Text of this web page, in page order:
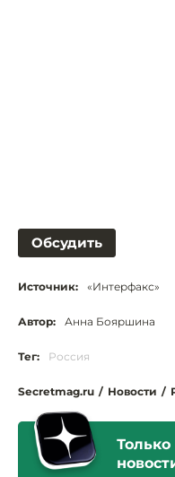
Обсудить
Источник: «Интерфакс»
Автор: Анна Бояршина
Тег: Россия
Secretmag.ru / Новости /